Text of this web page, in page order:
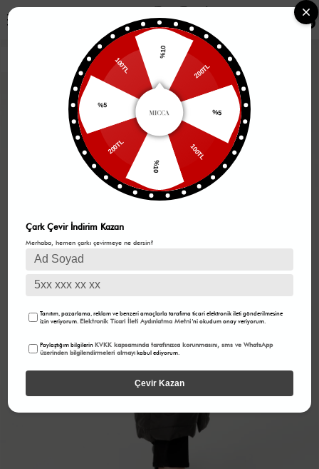
0
%10
200TL
100TL
%10
200TL
%5
100TL
Çark Çevir İndirim Kazan
Merhaba, hemen çarkı çevirmeye ne dersin?
Tanıtım, pazarlama, reklam ve benzeri amaçlarla tarafıma ticari elektronik ileti gönderilmesine
izin veriyorum.Elektronik Ticari İleti Aydınlatma Metni 'ni okudum onay veriyorum.
Paylaştığım bilgilerinKVKK kapsamında tarafınızca korunmasını, sms ve WhatsApp
üzerinden bilgilendirmeleri almayı kabul ediyorum.
Çevir Kazan